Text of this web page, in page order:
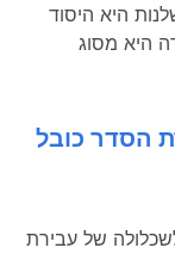
רשלנות היא היסוד
או (2) העבירה היא מסוג
הסדר כובל
של עבירת